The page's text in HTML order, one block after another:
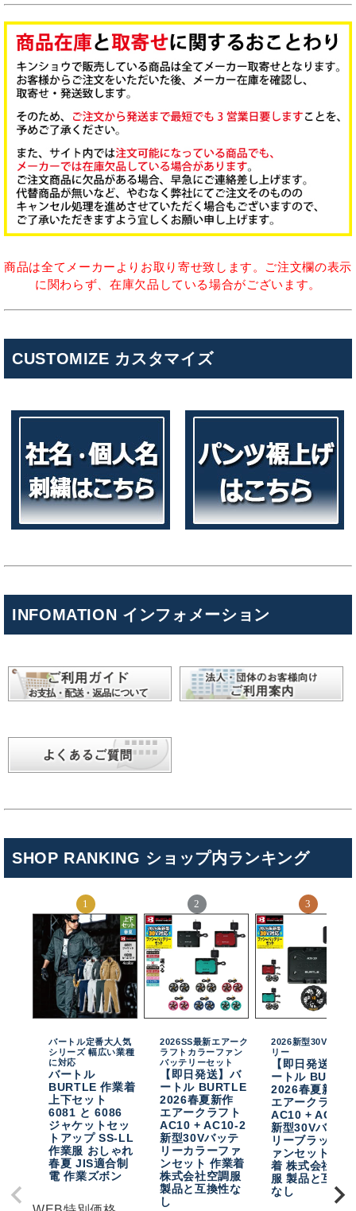
商品は全てメーカーよりお取り寄せ致します。ご注文欄の表示
に関わらず、在庫欠品している場合がございます。
CUSTOMIZE カスタマイズ
INFOMATION インフォメーション
SHOP RANKING ショップ内ランキング
バートル定番大人気
シリーズ 幅広い業種
に対応
バートル
BURTLE 作業着
上下セット
6081 と 6086
ジャケットセッ
トアップ SS-LL
作業服 おしゃれ
春夏 JIS適合制
電 作業ズボン
2026SS最新エアーク
ラフトカラーファン
バッテリーセット
【即日発送】バ
ートル BURTLE
2026春夏新作
エアークラフト
AC10 + AC10-2
新型30Vバッテ
リーカラーファ
ンセット 作業着
株式会社空調服
製品と互換性な
し
2026新型30Vバッテ
リー
【即日発送】バ
ートル
2026春夏新作
エアークラフト
AC10 + AC10-
新型30Vバッテ
リーブラックフ
ァンセット 作業
着 株式会社空調
服 製品と互換性
なし